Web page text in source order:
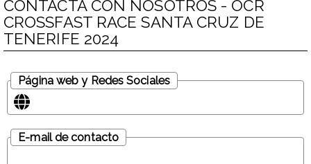
CONTACTA CON NOSOTROS - OCR
CROSSFAST RACE SANTA CRUZ DE
TENERIFE 2024
Página web y Redes Sociales
E-mail de contacto